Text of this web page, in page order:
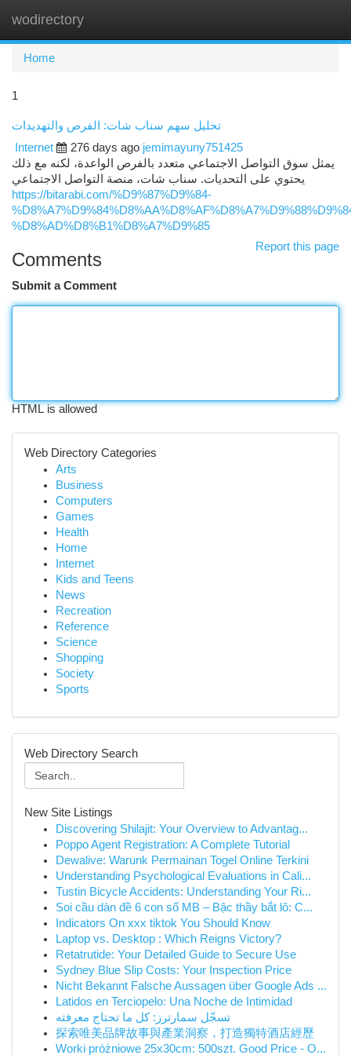
wodirectory
Home
1
تحليل سهم سناب شات: الفرص والتهديدات
Internet
276 days ago jemimayuny751425
يمثل سوق التواصل الاجتماعي متعدد بالفرص الواعدة، لكنه مع ذلك
يحتوي على التحديات. سناب شات، منصة التواصل الاجتماعي
https://bitarabi.com/%D9%87%D9%84-
%D8%AD%D8%B1%D8%A7%D9%85
Report this page
Comments
Submit a Comment
HTML is allowed
Web Directory Categories
Arts
Business
Computers
Games
Health
Home
Internet
Kids and Teens
News
Recreation
Reference
Science
Shopping
Society
Sports
Web Directory Search
New Site Listings
Discovering Shilajit: Your Overview to Advantag...
Poppo Agent Registration: A Complete Tutorial
Dewalive: Warunk Permainan Togel Online Terkini
Understanding Psychological Evaluations in Cali...
Tustin Bicycle Accidents: Understanding Your Ri...
Soi cầu dàn đề 6 con số MB – Bậc thầy bắt lô: C...
Indicators On xxx tiktok You Should Know
Laptop vs. Desktop : Which Reigns Victory?
Retatrutide: Your Detailed Guide to Secure Use
Sydney Blue Slip Costs: Your Inspection Price
Nicht Bekannt Falsche Aussagen über Google Ads ...
Latidos en Terciopelo: Una Noche de Intimidad
تسجّل سمارترز: كل ما تحتاج معرفته
探索唯美品牌故事與產業洞察，打造獨特酒店經歷
Worki próżniowe 25x30cm: 500szt. Good Price - O...